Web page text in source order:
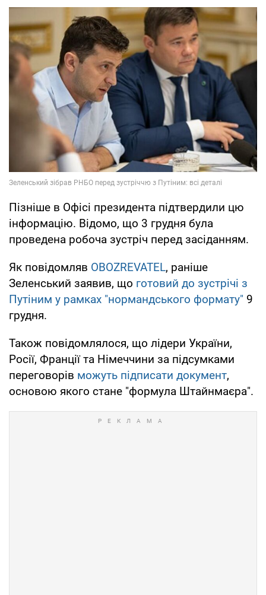
Пізніше в Офісі президента підтвердили цю
інформацію. Відомо, що 3 грудня була
проведена робоча зустріч перед засіданням.
Як повідомляв OBOZREVATEL, раніше
Зеленський заявив, що готовий до зустрічі з
Путіним у рамках "нормандського формату" 9
грудня.
Також повідомлялося, що лідери України,
Росії, Франції та Німеччини за підсумками
переговорів можуть підписати документ,
основою якого стане "формула Штайнмаєра".